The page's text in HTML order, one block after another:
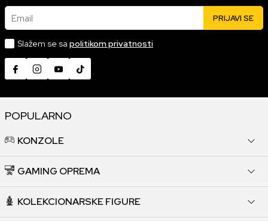
Email PRIJAVI SE
Slažem se sa politikom privatnosti
POPULARNO
KONZOLE
GAMING OPREMA
KOLEKCIONARSKE FIGURE